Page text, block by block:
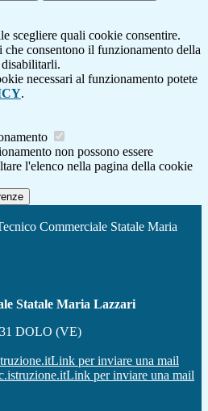
scegliere quali cookie consentire.
consentono il funzionamento della
necessari al funzionamento potete
.
non possono essere
l'elenco nella pagina della cookie
Commerciale Statale Maria
Statale Maria Lazzari
DOLO (VE)
Link per inviare una mail
Link per inviare una mail